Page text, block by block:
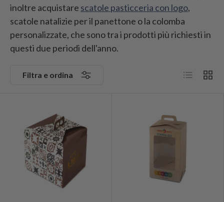
inoltre acquistare scatole pasticceria con logo,
scatole natalizie per il panettone o la colomba
personalizzate, che sono tra i prodotti più richiesti in
questi due periodi dell'anno.
Filtra e ordina Elenco